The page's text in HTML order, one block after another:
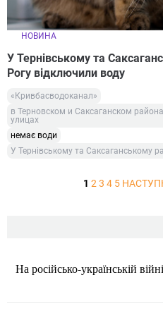
НОВИНА
У Тернівському та
Рогу відключили воду
«Кривбасводоканал»
в Терновском и Саксаганском
улицах
немає води
У Тернівському та Саксаганському
1 2 3 4 5
На російсько-українській